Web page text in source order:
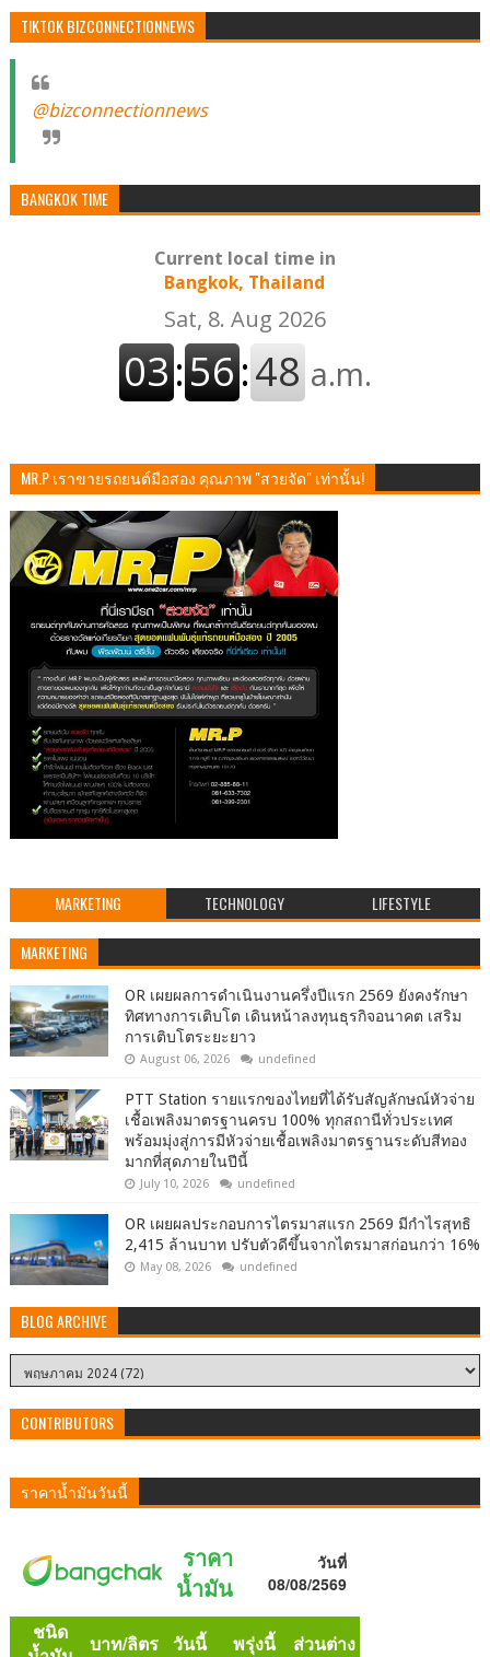
TIKTOK BIZCONNECTIONNEWS
@bizconnectionnews
BANGKOK TIME
Current local time in
Bangkok, Thailand
MR.P เราขายรถยนต์มือสอง คุณภาพ "สวยจัด" เท่านั้น!
MARKETING TECHNOLOGY LIFESTYLE
MARKETING
OR เผยผลการดำเนินงานครึ่งปีแรก 2569 ยังคงรักษา
ทิศทางการเติบโต เดินหน้าลงทุนธุรกิจอนาคต เสริม
การเติบโตระยะยาว
August 06, 2026 undefined
PTT Station รายแรกของไทยที่ได้รับสัญลักษณ์หัวจ่าย
เชื้อเพลิงมาตรฐานครบ 100% ทุกสถานีทั่วประเทศ
พร้อมมุ่งสู่การมีหัวจ่ายเชื้อเพลิงมาตรฐานระดับสีทอง
มากที่สุดภายในปีนี้
July 10, 2026 undefined
OR เผยผลประกอบการไตรมาสแรก 2569 มีกำไรสุทธิ
2,415 ล้านบาท ปรับตัวดีขึ้นจากไตรมาสก่อนกว่า 16%
May 08, 2026 undefined
BLOG ARCHIVE
CONTRIBUTORS
ราคาน้ำมันวันนี้